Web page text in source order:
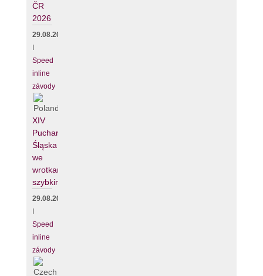
ČR
2026
29.08.2026
I
Speed
inline
závody
XIV
Puchar
Śląska
we
wrotkarstwie
szybkim
29.08.2026
I
Speed
inline
závody